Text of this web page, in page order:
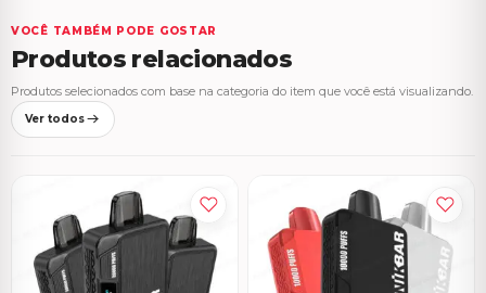
VOCÊ TAMBÉM PODE GOSTAR
Produtos relacionados
Produtos selecionados com base na categoria do item que você está visualizando.
Ver todos